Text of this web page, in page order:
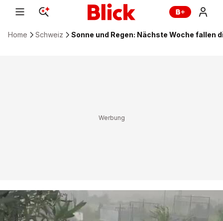
Home Schweiz Sonne und Regen: Nächste Woche fallen